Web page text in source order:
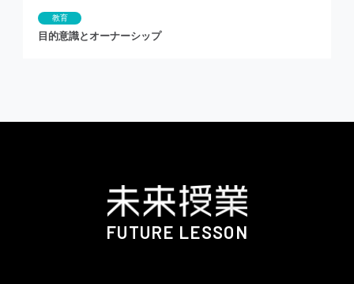
教育
目的意識とオーナーシップ
FUTURE LESSON